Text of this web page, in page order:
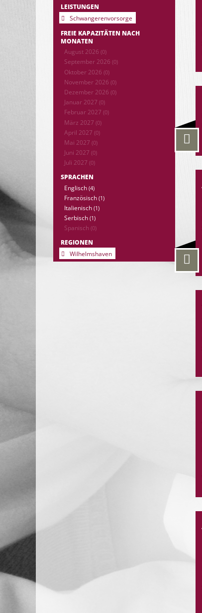
LEISTUNGEN
Schwangerenvorsorge
FREIE KAPAZITÄTEN NACH
MONATEN
August 2026 (0)
September 2026 (0)
Oktober 2026 (0)
November 2026 (0)
Dezember 2026 (0)
Januar 2027 (0)
Februar 2027 (0)
März 2027 (0)
April 2027 (0)
Mai 2027 (0)
Juni 2027 (0)
Juli 2027 (0)
SPRACHEN
Englisch (4)
Französisch (1)
Italienisch (1)
Serbisch (1)
Spanisch (0)
REGIONEN
Wilhelmshaven